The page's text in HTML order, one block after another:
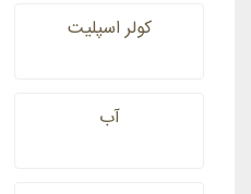
کولر اسپلیت
آب